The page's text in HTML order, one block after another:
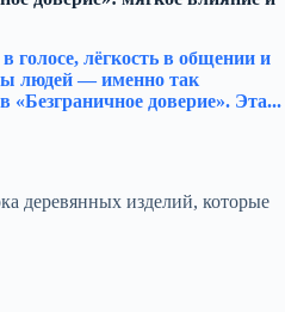
голосе, лёгкость в общении и
людей — именно так
«Безграничное доверие». Эта...
деревянных изделий, которые